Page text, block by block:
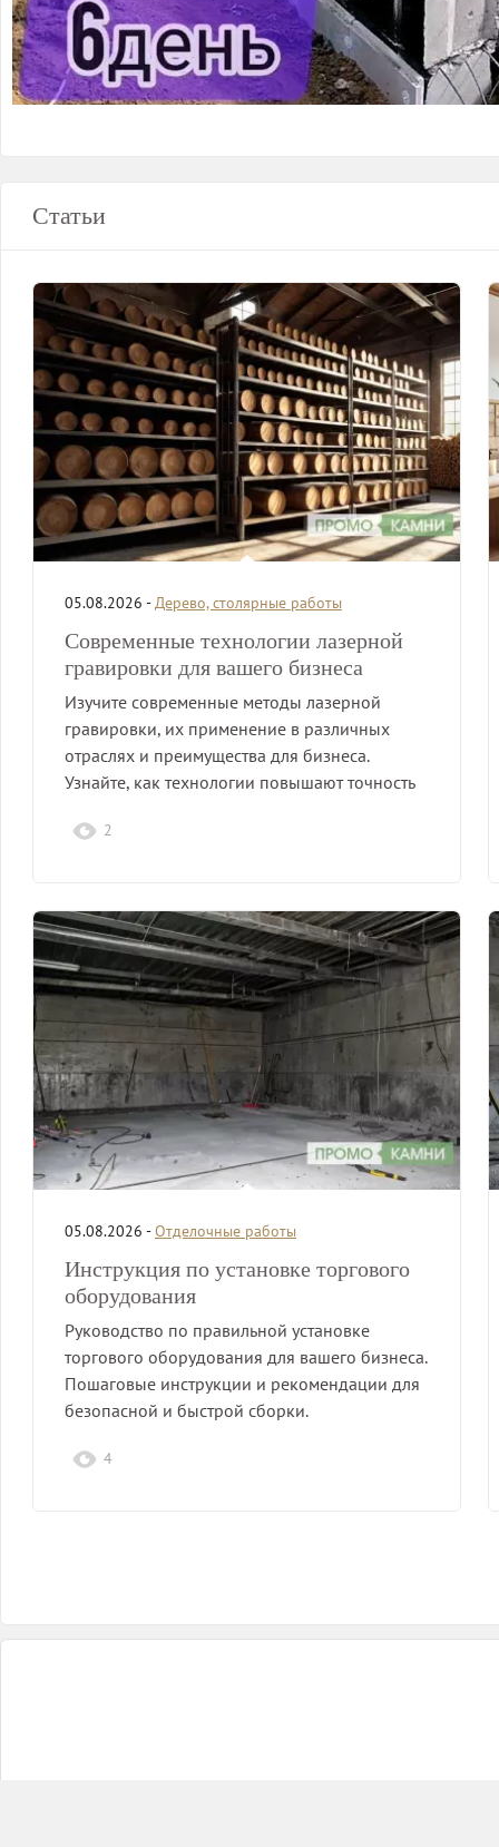
Статьи
05.08.2026 -Дерево, столярные работы
Современные технологии лазерной
гравировки для вашего бизнеса
Изучите современные методы лазерной
гравировки, их применение в различных
отраслях и преимущества для бизнеса.
Узнайте, как технологии повышают точность
2
05.08.2026 -Отделочные работы
Инструкция по установке торгового
оборудования
Руководство по правильной установке
торгового оборудования для вашего бизнеса.
Пошаговые инструкции и рекомендации для
безопасной и быстрой сборки.
4